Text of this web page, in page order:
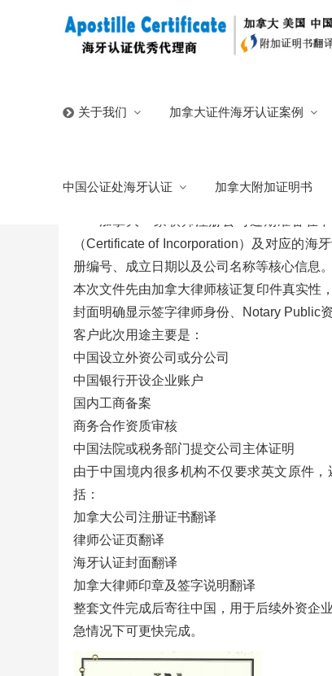
关于我们 加拿大证件海牙认证案例
中国公证处海牙认证 加拿大附加证明书
2026/05/28 分类: 公司营业执照注册文件认证
（Certificate of Incorporation）及对应的
册编号、成立日期以及公司名称等核心信息。
本次文件先由加拿大律师核证复印件真实性
封面明确显示签字律师身份、Notary Public
客户此次用途主要是：
中国设立外资公司或分公司
中国银行开设企业账户
国内工商备案
商务合作资质审核
中国法院或税务部门提交公司主体证明
由于中国境内很多机构不仅要求英文原件
括：
加拿大公司注册证书翻译
律师公证页翻译
海牙认证封面翻译
加拿大律师印章及签字说明翻译
整套文件完成后寄往中国，用于后续外资企
急情况下可更快完成。